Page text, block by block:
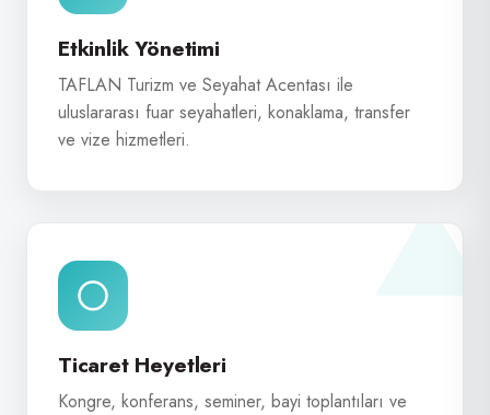
Etkinlik Yönetimi
TAFLAN Turizm ve Seyahat Acentası ile
uluslararası fuar seyahatleri, konaklama, transfer
ve vize hizmetleri.
Ticaret Heyetleri
Kongre, konferans, seminer, bayi toplantıları ve